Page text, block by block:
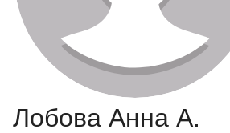
Лобова Анна А.